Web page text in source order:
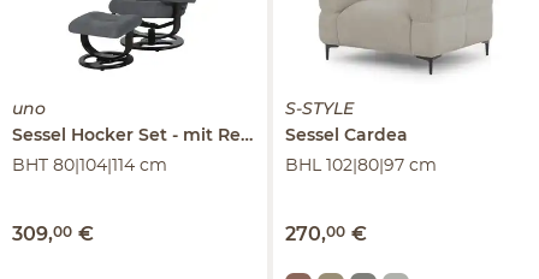
uno
Sessel Hocker Set mit Relaxfunktion
Mateo
BHT 80|104|114 cm
309,00 €
S-STYLE
Sessel Cardea
BHL 102|80|97 cm
270,00 €